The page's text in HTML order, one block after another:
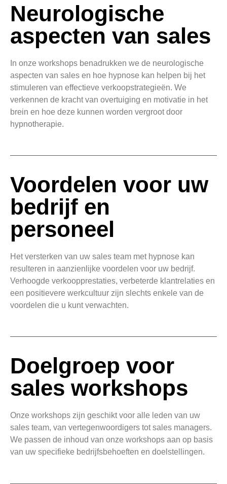
Neurologische
aspecten van sales
In onze workshops benadrukken we de neurologische
aspecten van sales en hoe hypnose kan helpen bij het
stimuleren van effectieve verkoopstrategieën. We
verkennen de kracht van overtuiging en motivatie in het
brein en hoe deze kunnen worden vergroot door
hypnotherapie.
Voordelen voor uw
bedrijf en
personeel
Het versterken van uw sales team met hypnose kan
resulteren in aanzienlijke voordelen voor uw bedrijf.
Verhoogde verkoopprestaties, verbeterde klantrelaties en
een positievere werkcultuur zijn slechts enkele van de
voordelen die u kunt verwachten.
Doelgroep voor
sales workshops
Onze workshops zijn geschikt voor alle leden van uw
sales team, van vertegenwoordigers tot sales managers.
We passen de inhoud van onze workshops aan op basis
van uw specifieke bedrijfsbehoeften en doelstellingen.